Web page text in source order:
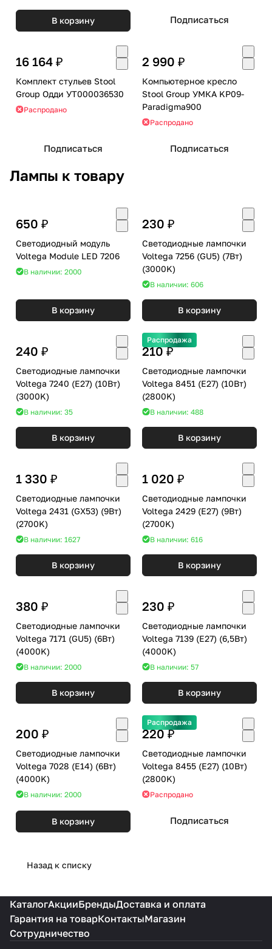
В корзину Подписаться
16 164 ₽
Комплект стульев Stool
Group Одди УТ000036530
Распродано
Подписаться
2 990 ₽
Компьютерное кресло
Stool Group УМКА KP09-
Paradigma900
Распродано
Подписаться
Лампы к товару
650 ₽
Светодиодный модуль
Voltega Module LED 7206
В наличии: 2000
В корзину
230 ₽
Светодиодные лампочки
Voltega 7256 (GU5) (7Вт)
(3000K)
В наличии: 606
В корзину
240 ₽
Светодиодные лампочки
Voltega 7240 (E27) (10Вт)
(3000K)
В наличии: 35
В корзину
Распродажа
210 ₽
Светодиодные лампочки
Voltega 8451 (E27) (10Вт)
(2800K)
В наличии: 488
В корзину
1 330 ₽
Светодиодные лампочки
Voltega 2431 (GX53) (9Вт)
(2700K)
В наличии: 1627
В корзину
1 020 ₽
Светодиодные лампочки
Voltega 2429 (E27) (9Вт)
(2700K)
В наличии: 616
В корзину
380 ₽
Светодиодные лампочки
Voltega 7171 (GU5) (6Вт)
(4000K)
В наличии: 2000
В корзину
230 ₽
Светодиодные лампочки
Voltega 7139 (E27) (6,5Вт)
(4000K)
В наличии: 57
В корзину
200 ₽
Светодиодные лампочки
Voltega 7028 (E14) (6Вт)
(4000K)
В наличии: 2000
В корзину
Распродажа
220 ₽
Светодиодные лампочки
Voltega 8455 (E27) (10Вт)
(2800K)
Распродано
Подписаться
Назад к списку
КаталогАкцииБрендыДоставка и оплата
Гарантия на товарКонтактыМагазин
Сотрудничество